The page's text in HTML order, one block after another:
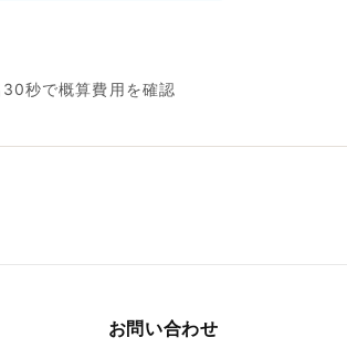
30秒で概算費用を確認
お問い合わせ